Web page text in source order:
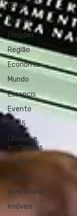
Obras
Escolas
Eleições
Região
Economia
Mundo
Essencis
Evento
2025
Chuvas e
enchentes
transito
Religião
diversidade
Imóveis